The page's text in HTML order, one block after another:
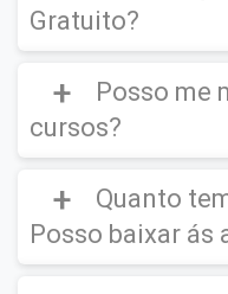
Curso
Certificado
IMPORTANTE
enviado para
Gratuito?
CLIQUE AQUI
efetuar a
Posso me
cursos?
Você poderá
cursos desejar.
Quanto
Posso baixar ás